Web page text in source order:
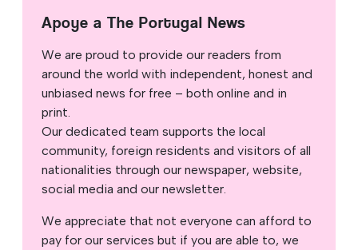
Apoye a The Portugal News
We are proud to provide our readers from
around the world with independent, honest and
unbiased news for free – both online and in
print.
Our dedicated team supports the local
community, foreign residents and visitors of all
nationalities through our newspaper, website,
social media and our newsletter.
We appreciate that not everyone can afford to
pay for our services but if you are able to, we